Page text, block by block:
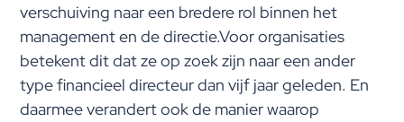
verschuiving naar een bredere rol binnen het
management en de directie.Voor organisaties
betekent dit dat ze op zoek zijn naar een ander
type financieel directeur dan vijf jaar geleden. En
daarmee verandert ook de manier waarop